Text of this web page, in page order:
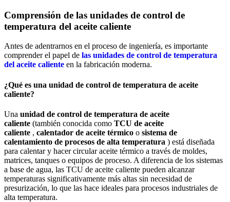
Comprensión de las unidades de control de
temperatura del aceite caliente
Antes de adentrarnos en el proceso de ingeniería, es importante
comprender el papel de las unidades de control de temperatura
del aceite caliente en la fabricación moderna.
¿Qué es una unidad de control de temperatura de aceite
caliente?
Una unidad de control de temperatura de aceite
caliente (también conocida como TCU de aceite
caliente , calentador de aceite térmico o sistema de
calentamiento de procesos de alta temperatura ) está diseñada
para calentar y hacer circular aceite térmico a través de moldes,
matrices, tanques o equipos de proceso. A diferencia de los sistemas
a base de agua, las TCU de aceite caliente pueden alcanzar
temperaturas significativamente más altas sin necesidad de
presurización, lo que las hace ideales para procesos industriales de
alta temperatura.